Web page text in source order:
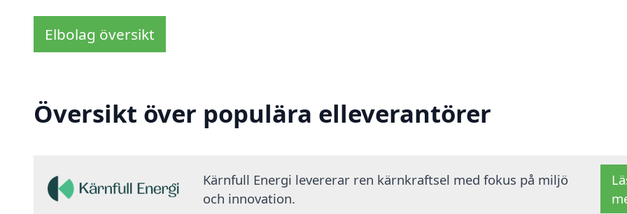
Elbolag översikt
Översikt över populära elleverantörer
Kärnfull Energi levererar ren kärnkraftsel med fokus på miljö
och innovation.